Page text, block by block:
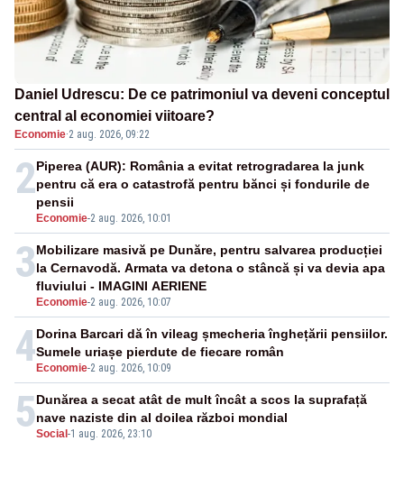
Daniel Udrescu: De ce patrimoniul va deveni conceptul
central al economiei viitoare?
Economie·2 aug. 2026, 09:22
2
Economie-2 aug. 2026, 10:01
Piperea (AUR): România a evitat retrogradarea la junk
pentru că era o catastrofă pentru bănci și fondurile de
pensii
3
Economie-2 aug. 2026, 10:07
Mobilizare masivă pe Dunăre, pentru salvarea producției
la Cernavodă. Armata va detona o stâncă și va devia apa
fluviului - IMAGINI AERIENE
4 Economie-2 aug. 2026, 10:09
Dorina Barcari dă în vileag șmecheria înghețării pensiilor.
Sumele uriașe pierdute de fiecare român
5Social -1 aug. 2026, 23:10
Dunărea a secat atât de mult încât a scos la suprafață
nave naziste din al doilea război mondial